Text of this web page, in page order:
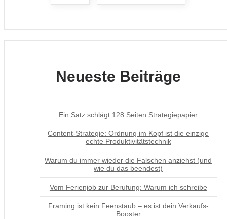
Neueste Beiträge
Ein Satz schlägt 128 Seiten Strategiepapier
Content-Strategie: Ordnung im Kopf ist die einzige
echte Produktivitätstechnik
Warum du immer wieder die Falschen anziehst (und
wie du das beendest)
Vom Ferienjob zur Berufung: Warum ich schreibe
Framing ist kein Feenstaub – es ist dein Verkaufs-
Booster